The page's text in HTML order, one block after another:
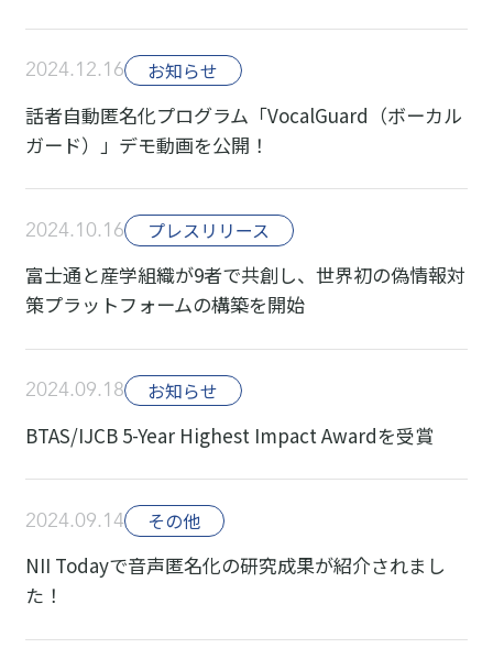
2024.12.16 お知らせ
話者自動匿名化プログラム「VocalGuard（ボーカル
ガード）」デモ動画を公開！
2024.10.16 プレスリリース
富士通と産学組織が9者で共創し、世界初の偽情報対
策プラットフォームの構築を開始
2024.09.18 お知らせ
BTAS/IJCB 5-Year Highest Impact Awardを受賞
2024.09.14 その他
NII Todayで音声匿名化の研究成果が紹介されまし
た！